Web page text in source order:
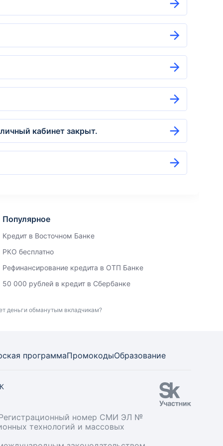
кабинет закрыт.
Популярное
Кредит в Восточном Банке
РКО бесплатно
Рефинансирование кредита в ОТП Банке
50 000 рублей в кредит в Сбербанке
деньги обманутым вкладчикам?
программаПромокодыОбразование
Регистрационный номер СМИ ЭЛ №
технологий и массовых